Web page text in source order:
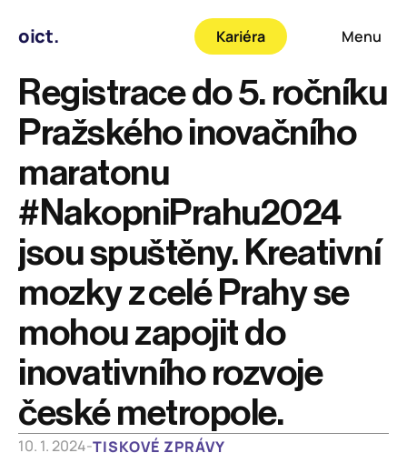
Registrace do 5. ročníku
Pražského inovačního
maratonu
#NakopniPrahu2024
jsou spuštěny. Kreativní
mozky z celé Prahy se
mohou zapojit do
inovativního rozvoje
české metropole.
10. 1. 2024-TISKOVÉ ZPRÁVY
Kariéra Menu
oict.